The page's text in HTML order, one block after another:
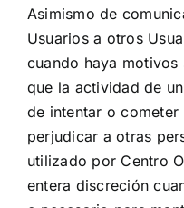
Asimismo de
Usuarios a otros
cuando haya
que la actividad de
de intentar o
perjudicar a otras
utilizado por Centro
entera discreción